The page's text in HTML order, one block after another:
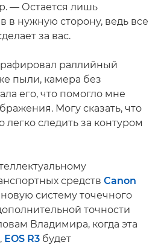
— Остается лишь
в нужную сторону, ведь все
за вас.
раллийный
пыли, камера без
его, что помогло мне
Могу сказать, что
легко следить за контуром
средств Canon
систему точечного
точности
Владимира, когда эта
EOS R3 будет